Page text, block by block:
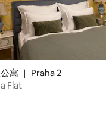
寓 ｜ Praha 2
Flat